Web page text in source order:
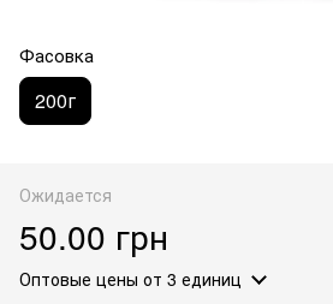
Фасовка
200г
Ожидается
50.00 грн
Оптовые цены от 3 единиц